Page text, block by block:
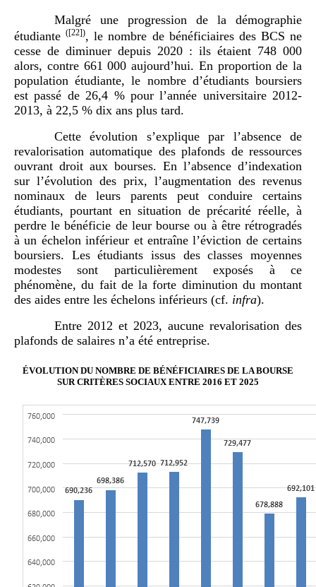
Malgré une progression de la démographie
étudiante([22]), le nombre de bénéficiaires des BCS ne
cesse de diminuer depuis 2020 : ils étaient 748 000
alors, contre 661 000 aujourd’hui. En proportion de la
population étudiante, le nombre d’étudiants boursiers
est passé de 26,4 % pour l’année universitaire 2012-
2013, à 22,5 % dix ans plus tard.
Cette évolution s’explique par l’absence de
revalorisation automatique des plafonds de ressources
ouvrant droit aux bourses. En l’absence d’indexation
sur l’évolution des prix, l’augmentation des revenus
nominaux de leurs parents peut conduire certains
étudiants, pourtant en situation de précarité réelle, à
perdre le bénéficie de leur bourse ou à être rétrogradés
à un échelon inférieur et entraîne l’éviction de certains
boursiers. Les étudiants issus des classes moyennes
modestes sont particulièrement exposés à ce
phénomène, du fait de la forte diminution du montant
des aides entre les échelons inférieurs (cf. infra).
Entre 2012 et 2023, aucune revalorisation des
plafonds de salaires n’a été entreprise.
ÉVOLUTION DU NOMBRE DE BÉNÉFICIAIRES DE LA BOURSE
SUR CRITÈRES SOCIAUX ENTRE 2016 ET 2025